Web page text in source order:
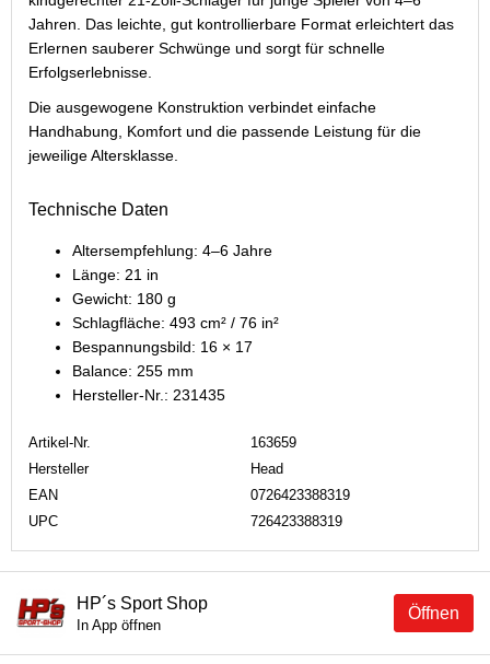
Jahren. Das leichte, gut kontrollierbare Format erleichtert das
Erlernen sauberer Schwünge und sorgt für schnelle
Erfolgserlebnisse.
Die ausgewogene Konstruktion verbindet einfache
Handhabung, Komfort und die passende Leistung für die
jeweilige Altersklasse.
Technische Daten
Altersempfehlung: 4–6 Jahre
Länge: 21 in
Gewicht: 180 g
Schlagfläche: 493 cm² / 76 in²
Bespannungsbild: 16 × 17
Balance: 255 mm
Hersteller-Nr.: 231435
Artikel-Nr.
163659
Hersteller
Head
EAN
0726423388319
UPC
726423388319
Öffnen
HP´s Sport Shop
In App öffnen